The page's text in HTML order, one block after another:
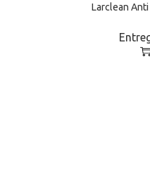
Larclean